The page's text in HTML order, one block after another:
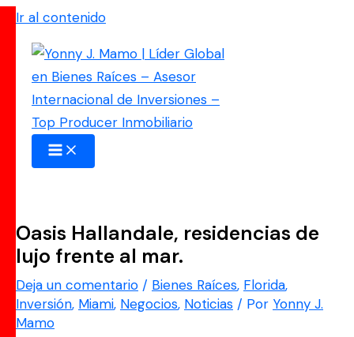
Ir al contenido
Oasis Hallandale, residencias de
lujo frente al mar.
Deja un comentario / Bienes Raíces, Florida,
Inversión, Miami, Negocios, Noticias / Por Yonny J.
Mamo